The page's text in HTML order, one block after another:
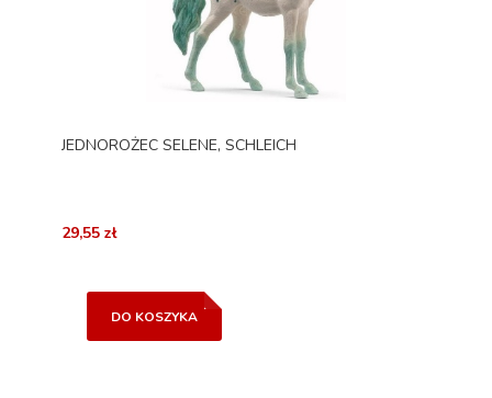
JEDNOROŻEC SELENE, SCHLEICH
29,55 zł
DO KOSZYKA